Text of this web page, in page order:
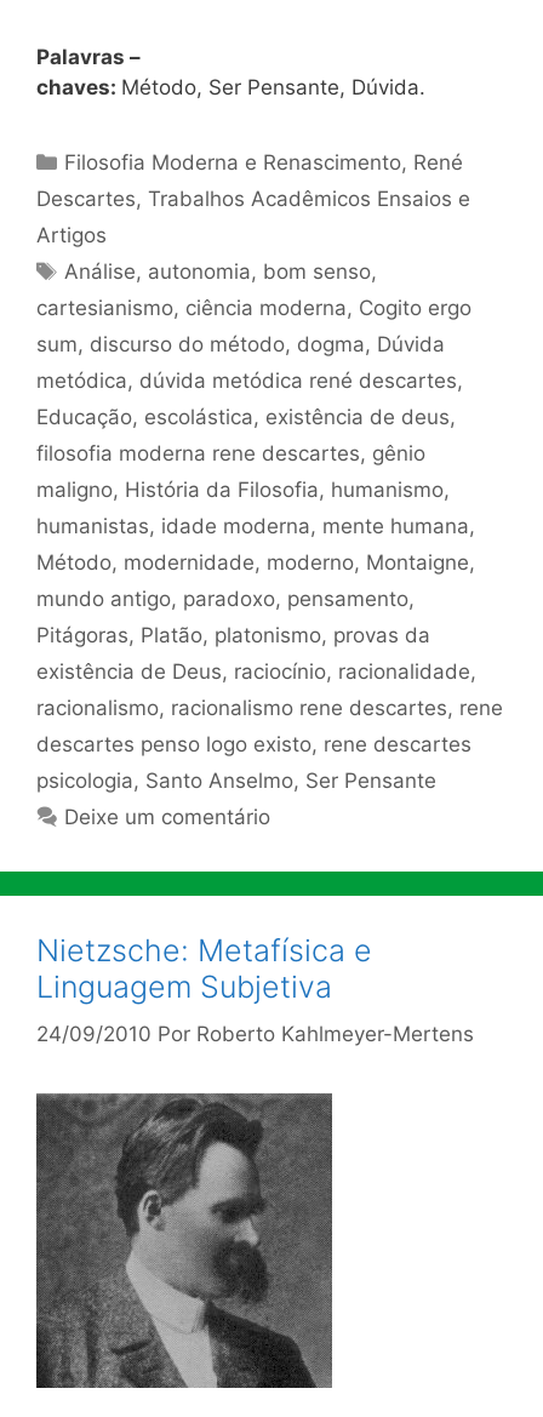
Palavras –
chaves: Método, Ser Pensante, Dúvida.
Categorias
Filosofia Moderna e Renascimento, René
Descartes, Trabalhos Acadêmicos Ensaios e
Artigos
Tags
Análise, autonomia, bom senso,
cartesianismo, ciência moderna, Cogito ergo
sum, discurso do método, dogma, Dúvida
metódica, dúvida metódica rené descartes,
Educação, escolástica, existência de deus,
filosofia moderna rene descartes, gênio
maligno, História da Filosofia, humanismo,
humanistas, idade moderna, mente humana,
Método, modernidade, moderno, Montaigne,
mundo antigo, paradoxo, pensamento,
Pitágoras, Platão, platonismo, provas da
existência de Deus, raciocínio, racionalidade,
racionalismo, racionalismo rene descartes, rene
descartes penso logo existo, rene descartes
psicologia, Santo Anselmo, Ser Pensante
Deixe um comentário
Nietzsche: Metafísica e
Linguagem Subjetiva
24/09/2010 Por Roberto Kahlmeyer-Mertens